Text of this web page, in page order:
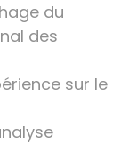
du
des
sur le